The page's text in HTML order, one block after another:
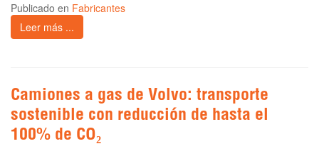
Publicado en Fabricantes
Leer más ...
Camiones a gas de Volvo: transporte
sostenible con reducción de hasta el
100% de CO₂